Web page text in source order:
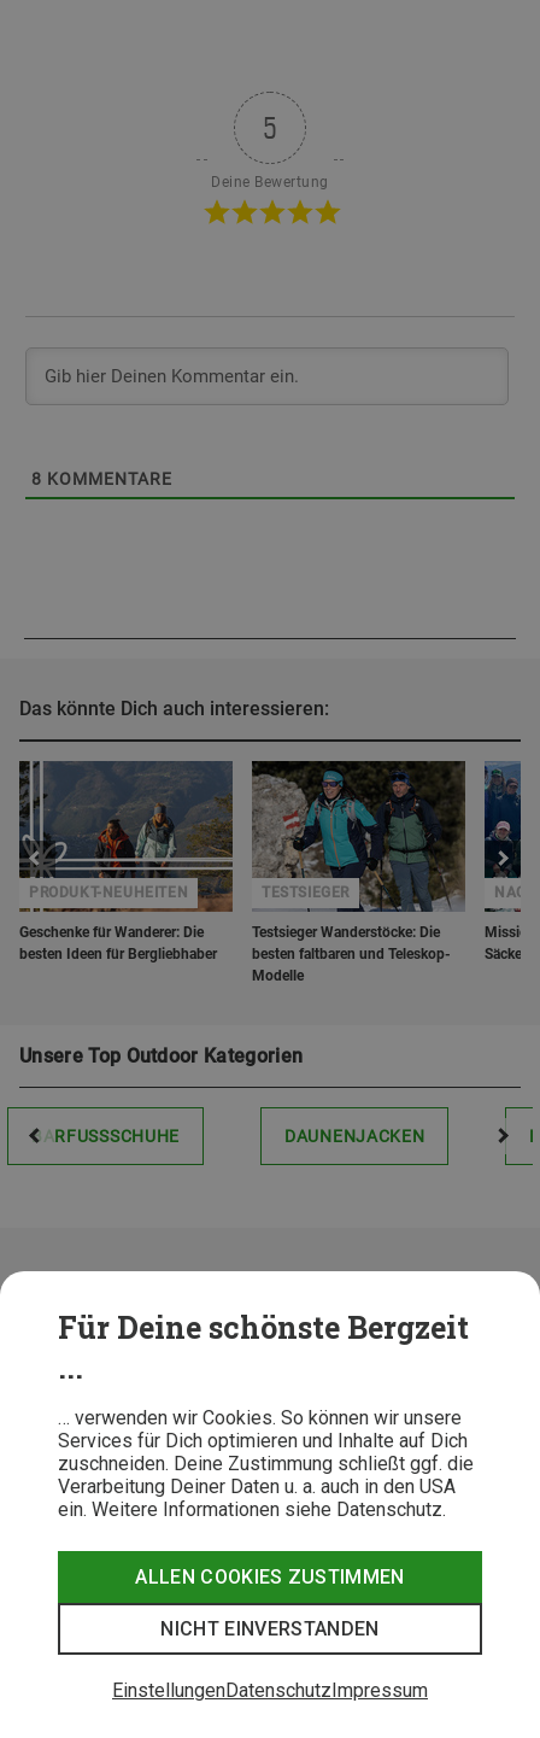
Für Deine schönste Bergzeit
...
… verwenden wir Cookies. So können wir unsere
Services für Dich optimieren und Inhalte auf Dich
zuschneiden. Deine Zustimmung schließt ggf. die
Verarbeitung Deiner Daten u. a. auch in den USA
ein. Weitere Informationen siehe Datenschutz.
ALLEN COOKIES ZUSTIMMEN
NICHT EINVERSTANDEN
EinstellungenDatenschutzImpressum
5
Deine Bewertung
8 KOMMENTARE
Das könnte Dich auch interessieren:
Geschenke für Wanderer: Die
besten Ideen für Bergliebhaber
PRODUKT-NEUHEITEN
Testsieger Wanderstöcke: Die
besten faltbaren und Teleskop-
Modelle
TESTSIEGER
Mission
Säcke
Unsere Top Outdoor Kategorien
BARFUSSSCHUHE DAUNENJACKEN
Bergsport & Outdoor
Tipps aus der Outdoor-Szene. Von A wie Alpspitze bis
Z wie Zwischensicherung. Das Redaktionsteam des
Bergzeit Magazins liefert zusammen mit vielen
externen Autoren und Bergsport-Experten kompetente
sowie aktuelles Branchen- und Hintergrundwissen.